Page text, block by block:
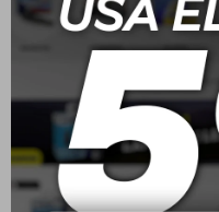
PERFUMADOR ROLLING -
Aerosoles
Estética automotriz
Accesorios